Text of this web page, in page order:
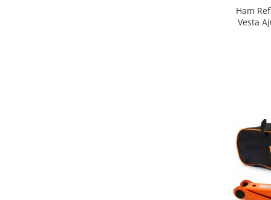
Ham
Vesta
Neon,